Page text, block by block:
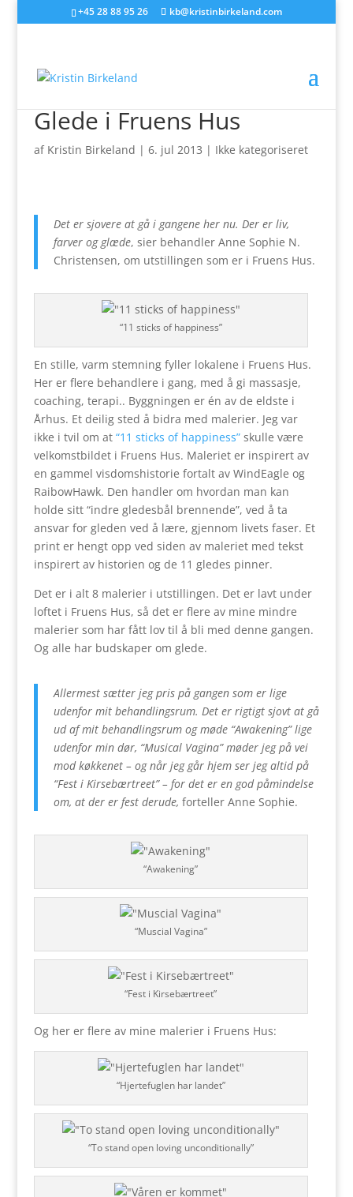
+45 28 88 95 26 kb@kristinbirkeland.com
Glede i Fruens Hus
af Kristin Birkeland | 6. jul 2013 | Ikke kategoriseret
Det er sjovere at gå i gangene her nu. Der er liv,
farver og glæde, sier behandler Anne Sophie N.
Christensen, om utstillingen som er i Fruens Hus.
“11 sticks of happiness”
En stille, varm stemning fyller lokalene i Fruens Hus.
Her er flere behandlere i gang, med å gi massasje,
coaching, terapi.. Byggningen er én av de eldste i
Århus. Et deilig sted å bidra med malerier. Jeg var
ikke i tvil om at “11 sticks of happiness”skulle være
velkomstbildet i Fruens Hus. Maleriet er inspirert av
en gammel visdomshistorie fortalt av WindEagle og
RaibowHawk. Den handler om hvordan man kan
holde sitt “indre gledesbål brennende”, ved å ta
ansvar for gleden ved å lære, gjennom livets faser. Et
print er hengt opp ved siden av maleriet med tekst
inspirert av historien og de 11 gledes pinner.
Det er i alt 8 malerier i utstillingen. Det er lavt under
loftet i Fruens Hus, så det er flere av mine mindre
malerier som har fått lov til å bli med denne gangen.
Og alle har budskaper om glede.
Allermest sætter jeg pris på gangen som er lige
udenfor mit behandlingsrum. Det er rigtigt sjovt at gå
ud af mit behandlingsrum og møde “Awakening” lige
udenfor min dør, “Musical Vagina” møder jeg på vei
mod køkkenet – og når jeg går hjem ser jeg altid på
“Fest i Kirsebærtreet” – for det er en god påmindelse
om, at der er fest derude, forteller Anne Sophie.
“Awakening”
“Muscial Vagina”
“Fest i Kirsebærtreet”
Og her er flere av mine malerier i Fruens Hus:
“Hjertefuglen har landet”
“To stand open loving unconditionally”